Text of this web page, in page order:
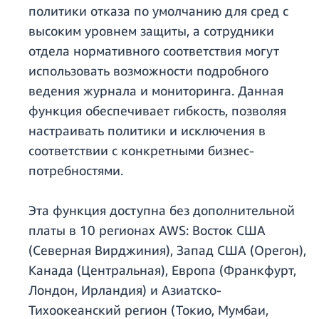
политики отказа по умолчанию для сред с
высоким уровнем защиты, а сотрудники
отдела нормативного соответствия могут
использовать возможности подробного
ведения журнала и мониторинга. Данная
функция обеспечивает гибкость, позволяя
настраивать политики и исключения в
соответствии с конкретными бизнес-
потребностями.
Эта функция доступна без дополнительной
платы в 10 регионах AWS: Восток США
(Северная Вирджиния), Запад США (Орегон),
Канада (Центральная), Европа (Франкфурт,
Лондон, Ирландия) и Азиатско-
Тихоокеанский регион (Токио, Мумбаи,